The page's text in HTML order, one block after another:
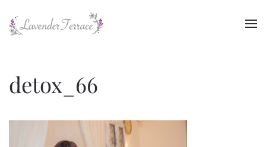
Skip to main content
detox_66